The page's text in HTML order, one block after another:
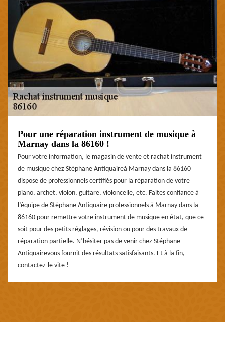
Pour une réparation instrument de musique à
Marnay dans la 86160 !
Pour votre information, le magasin de vente et rachat instrument
de musique chez Stéphane Antiquaireà Marnay dans la 86160
dispose de professionnels certifiés pour la réparation de votre
piano, archet, violon, guitare, violoncelle, etc. Faites confiance à
l’équipe de Stéphane Antiquaire professionnels à Marnay dans la
86160 pour remettre votre instrument de musique en état, que ce
soit pour des petits réglages, révision ou pour des travaux de
réparation partielle. N’hésiter pas de venir chez Stéphane
Antiquairevous fournit des résultats satisfaisants. Et à la fin,
contactez-le vite !